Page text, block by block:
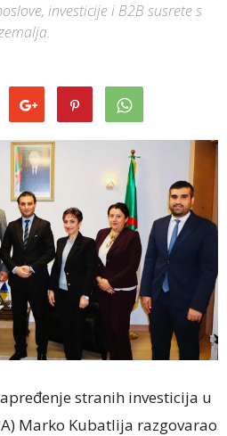
investicije i B2B susrete s
stranih investicija u
Marko Kubatlija razgovarao